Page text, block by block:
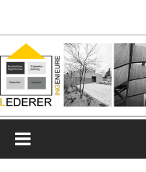
lederer-
ingenieure.de
Ingenieurbüro
für